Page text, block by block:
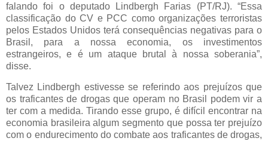
falando foi o deputado Lindbergh Farias (PT/RJ). “Essa
classificação do CV e PCC como organizações terroristas
pelos Estados Unidos terá consequências negativas para o
Brasil, para a nossa economia, os investimentos
estrangeiros, e é um ataque brutal à nossa soberania”,
disse.
Talvez Lindbergh estivesse se referindo aos prejuízos que
os traficantes de drogas que operam no Brasil podem vir a
ter com a medida. Tirando esse grupo, é difícil encontrar na
economia brasileira algum segmento que possa ter prejuízo
com o endurecimento do combate aos traficantes de drogas,